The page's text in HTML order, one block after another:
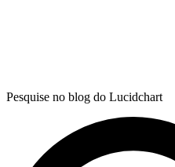
Pesquise no blog do Lucidchart